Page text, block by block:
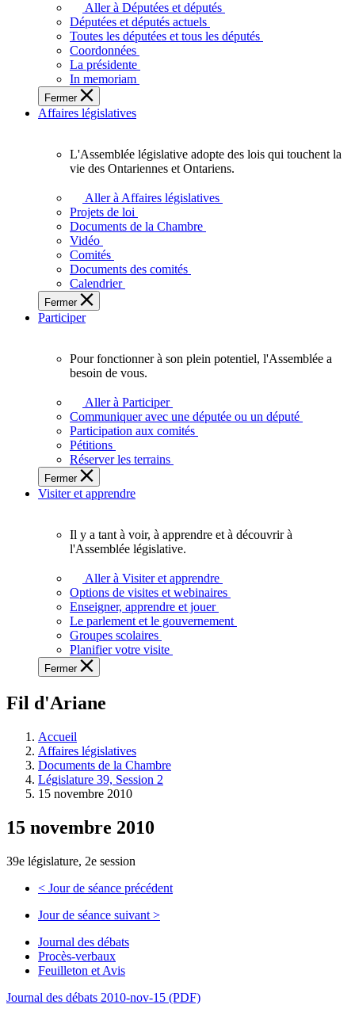
députés
vous
représentent
sein
de
l'Assemblée
législative
l'Ontario.
Aller à Députées et députés
Députées et députés actuels
Toutes les députées et tous les députés
Coordonnées
La présidente
In memoriam
Fermer
Affaires législatives
L'Assemblée
adopte
touchent
des
Ontariennes
et
L'Assemblée législative adopte des lois qui touchent la
vie des Ontariennes et Ontariens.
Aller à Affaires législatives
Projets de loi
Documents de la Chambre
Vidéo
Comités
Documents des comités
Calendrier
Fermer
Participer
plein
potentiel,
l'Assemblée
a
besoin
de
Pour fonctionner à son plein potentiel, l'Assemblée a
besoin de vous.
Aller à Participer
Communiquer avec une députée ou un député
Participation aux comités
Pétitions
Réserver les terrains
Fermer
Visiter et apprendre
voir,
apprendre
et
à
à
législative.
Il y a tant à voir, à apprendre et à découvrir à
l'Assemblée législative.
Aller à Visiter et apprendre
Options de visites et webinaires
Enseigner, apprendre et jouer
Le parlement et le gouvernement
Groupes scolaires
Planifier votre visite
Fermer
Fil d'Ariane
Accueil
Affaires législatives
Documents de la Chambre
Législature 39, Session 2
15 novembre 2010
15 novembre 2010
39e législature, 2e session
< Jour de séance précédent
Jour de séance suivant >
Journal des débats
Procès-verbaux
Feuilleton et Avis
Journal des débats 2010-nov-15 (PDF)